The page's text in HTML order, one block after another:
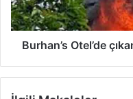
Burhan’s Otel’de